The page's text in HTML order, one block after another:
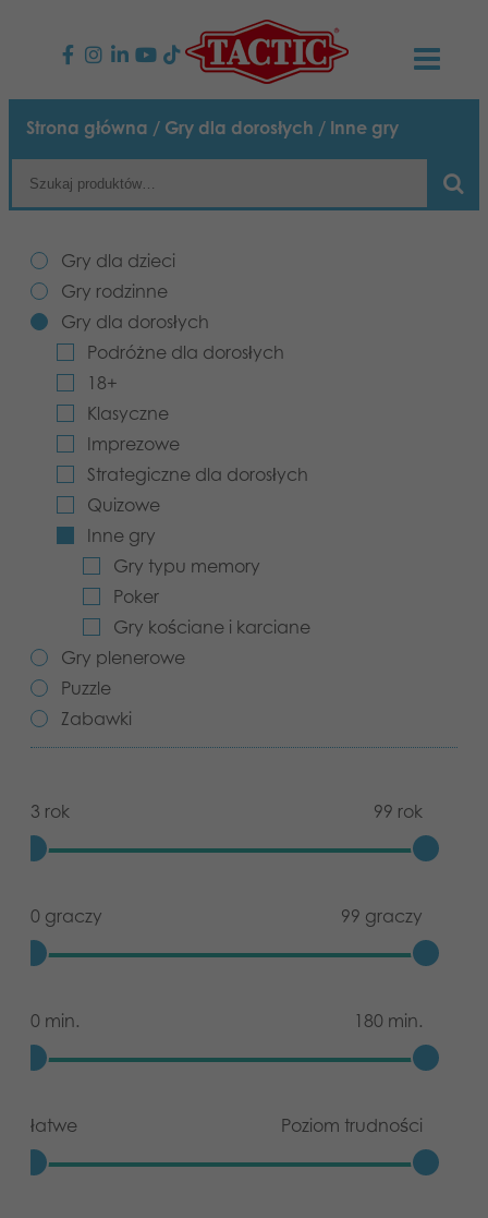
PRODUKTY
Gry dla dzieci
Gry dla dorosłych
Gry plenerowe
Puzzle
Zabawki
Aplikacje
AKTUALNOŚCI
Zasady postępowania
Odpowiedzialność
Nasza historia
KONTAKT
Napisz do nas
Strony internetowe
Media
Strona główna / Gry dla dorosłych / Inne gry
Gry dla dzieci
Gry rodzinne
Gry dla dorosłych
Podróżne dla dorosłych
18+
Klasyczne
Imprezowe
Strategiczne dla dorosłych
Quizowe
Inne gry
Gry typu memory
Poker
Gry kościane i karciane
Gry plenerowe
Puzzle
Zabawki
3 rok 99 rok
0 graczy 99 graczy
0 min. 180 min.
łatwe Poziom trudności